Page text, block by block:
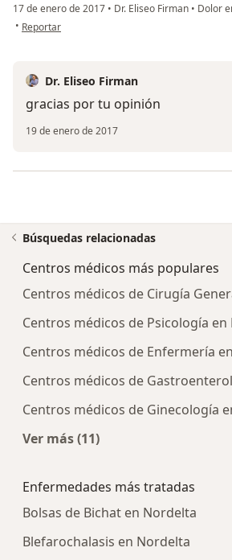
17 de enero de 2017 • Dr. Eliseo Firman • Dolor
• en opinión del usuario Laura P.
Reportar
Dr. Eliseo Firman
gracias por tu opinión
19 de enero de 2017
Búsquedas relacionadas
Centros médicos más populares
Centros médicos de Cirugía
Centros médicos de Psicología
Centros médicos de Enfermería
Centros médicos de
Centros médicos de Ginecología
Ver más (11)
Enfermedades más tratadas
Bolsas de Bichat en Nordelta
Blefarochalasis en Nordelta